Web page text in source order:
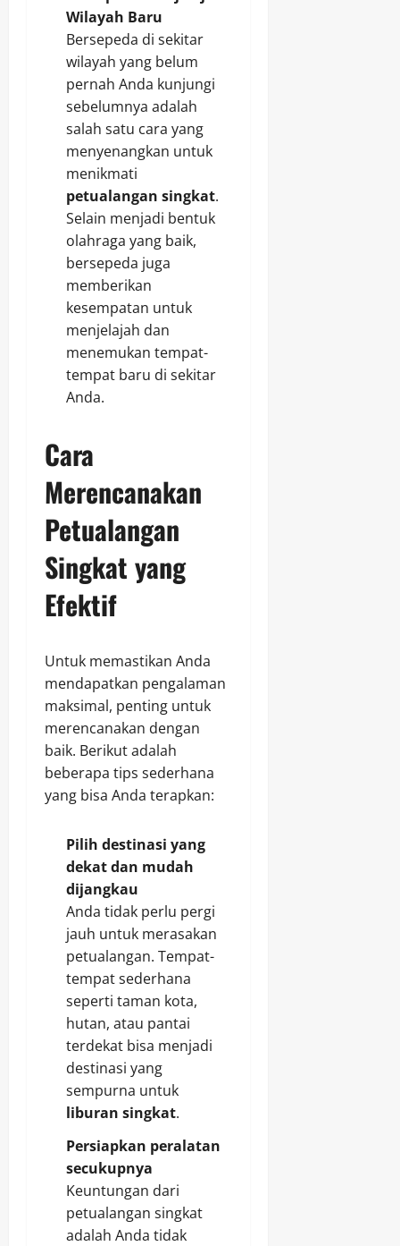
Wilayah Baru
Bersepeda di sekitar
wilayah yang belum
pernah Anda kunjungi
sebelumnya adalah
salah satu cara yang
menyenangkan untuk
menikmati
petualangan singkat.
Selain menjadi bentuk
olahraga yang baik,
bersepeda juga
memberikan
kesempatan untuk
menjelajah dan
menemukan tempat-
tempat baru di sekitar
Anda.
Cara
Merencanakan
Petualangan
Singkat yang
Efektif
Untuk memastikan Anda
mendapatkan pengalaman
maksimal, penting untuk
merencanakan dengan
baik. Berikut adalah
beberapa tips sederhana
yang bisa Anda terapkan:
Pilih destinasi yang
dekat dan mudah
dijangkau
Anda tidak perlu pergi
jauh untuk merasakan
petualangan. Tempat-
tempat sederhana
seperti taman kota,
hutan, atau pantai
terdekat bisa menjadi
destinasi yang
sempurna untuk
liburan singkat.
Persiapkan peralatan
secukupnya
Keuntungan dari
petualangan singkat
adalah Anda tidak